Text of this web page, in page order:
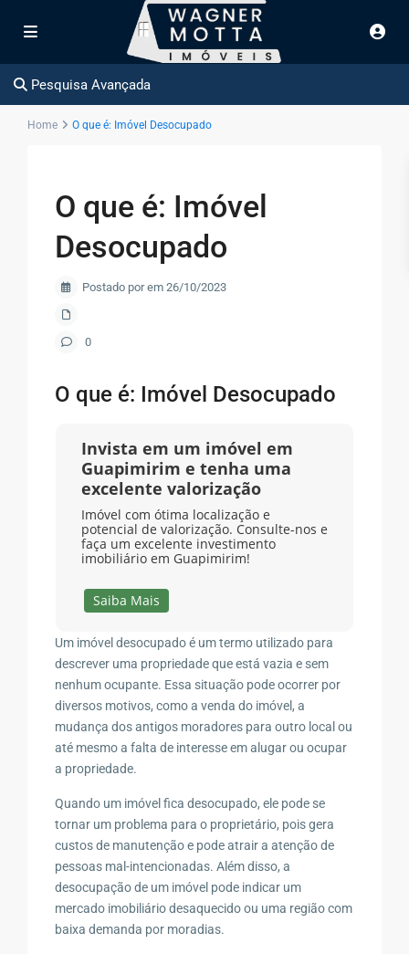
Pesquisa Avançada
Home O que é: Imóvel Desocupado
O que é: Imóvel
Desocupado
Postado por em 26/10/2023
0
O que é: Imóvel Desocupado
Invista em um imóvel em
Guapimirim e tenha uma
excelente valorização
Imóvel com ótima localização e
potencial de valorização. Consulte-nos e
faça um excelente investimento
imobiliário em Guapimirim!
Saiba Mais
Um imóvel desocupado é um termo utilizado para
descrever uma propriedade que está vazia e sem
nenhum ocupante. Essa situação pode ocorrer por
diversos motivos, como a venda do imóvel, a
mudança dos antigos moradores para outro local ou
até mesmo a falta de interesse em alugar ou ocupar
a propriedade.
Quando um imóvel fica desocupado, ele pode se
tornar um problema para o proprietário, pois gera
custos de manutenção e pode atrair a atenção de
pessoas mal-intencionadas. Além disso, a
desocupação de um imóvel pode indicar um
mercado imobiliário desaquecido ou uma região com
baixa demanda por moradias.